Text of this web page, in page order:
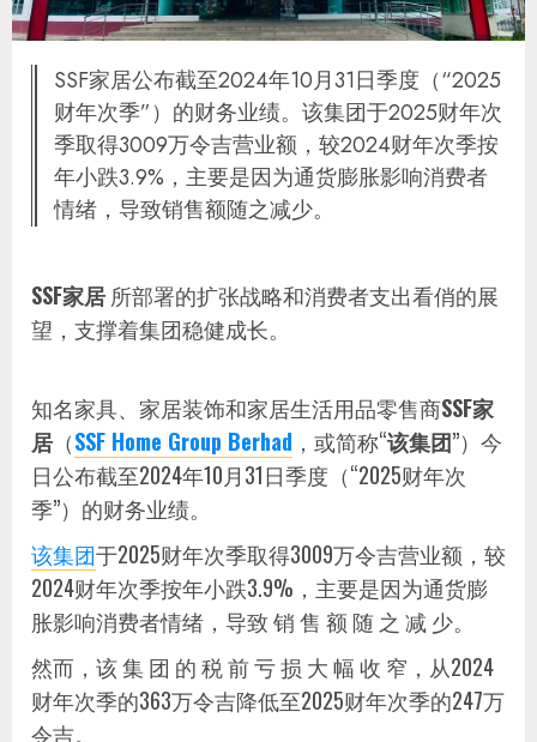
SSF家居公布截至2024年10月31日季度（“2025
财年次季”）的财务业绩。该集团于2025财年次
季取得3009万令吉营业额，较2024财年次季按
年小跌3.9%，主要是因为通货膨胀影响消费者
情绪，导致销售额随之减少。
SSF家居 所部署的扩张战略和消费者支出看俏的展
望，支撑着集团稳健成长。
知名家具、家居装饰和家居生活用品零售商SSF家
居 （SSF Home Group Berhad ，或简称“该集团”）今
日公布截至2024年10月31日季度（“2025财年次
季”）的财务业绩。
该集团于2025财年次季取得3009万令吉营业额，较
2024财年次季按年小跌3.9%，主要是因为通货膨
胀影响消费者情绪，导致 销 售 额 随 之 减 少。
然而，该 集 团 的 税 前 亏 损 大 幅 收 窄，从2024
财年次季的363万令吉降低至2025财年次季的247万
令吉。